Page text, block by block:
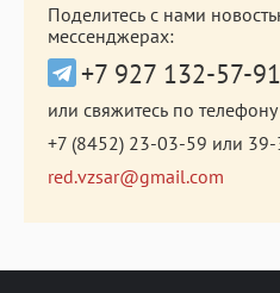
Поделитесь с нами
мессенджерах:
+7 927 132-57-91
или свяжитесь по
+7 (8452) 23-03-59 или 39-
red.vzsar@gmail.com